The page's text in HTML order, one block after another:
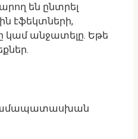
են ընտրել
էֆեկտների,
կամ անջատելը. Եթե
համապատասխան